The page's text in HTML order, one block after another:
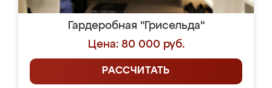
Гардеробная "Грисельда"
Цена: 80 000 руб.
РАССЧИТАТЬ